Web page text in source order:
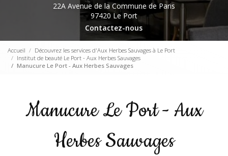
22A Avenue de la Commune de Paris
97420 Le Port
Contactez-nous
Accueil
Découvrez les services d'Aux Herbes Sauvages à Le Port
Institut de beauté Le Port - Aux Herbes Sauvages
Manucure Le Port - Aux Herbes Sauvages
Manucure Le Port - Aux
Herbes Sauvages